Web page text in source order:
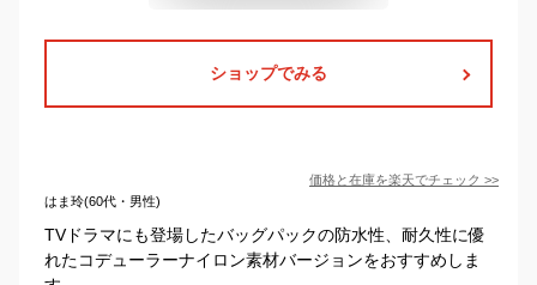
ショップでみる
価格と在庫を楽天でチェック >>
はま玲(60代・男性)
TVドラマにも登場したバッグパックの防水性、耐久性に優
れたコデューラーナイロン素材バージョンをおすすめしま